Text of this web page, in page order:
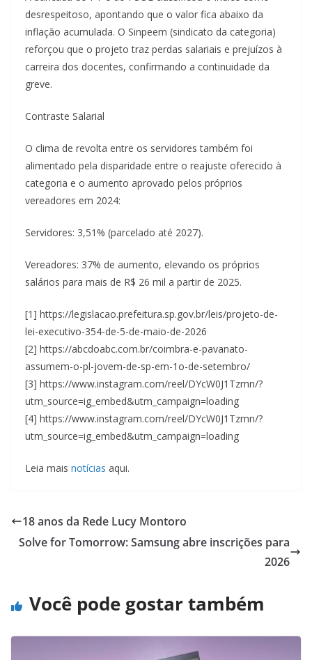
desrespeitoso, apontando que o valor fica abaixo da
inflação acumulada. O Sinpeem (sindicato da categoria)
reforçou que o projeto traz perdas salariais e prejuízos à
carreira dos docentes, confirmando a continuidade da
greve.
Contraste Salarial
O clima de revolta entre os servidores também foi
alimentado pela disparidade entre o reajuste oferecido à
categoria e o aumento aprovado pelos próprios
vereadores em 2024:
Servidores: 3,51% (parcelado até 2027).
Vereadores: 37% de aumento, elevando os próprios
salários para mais de R$ 26 mil a partir de 2025.
[1] https://legislacao.prefeitura.sp.gov.br/leis/projeto-de-
lei-executivo-354-de-5-de-maio-de-2026
[2] https://abcdoabc.com.br/coimbra-e-pavanato-
assumem-o-pl-jovem-de-sp-em-1o-de-setembro/
[3] https://www.instagram.com/reel/DYcW0J1Tzmn/?
utm_source=ig_embed&utm_campaign=loading
[4] https://www.instagram.com/reel/DYcW0J1Tzmn/?
utm_source=ig_embed&utm_campaign=loading
Leia mais notícias aqui.
18 anos da Rede Lucy Montoro
Solve for Tomorrow: Samsung abre inscrições para
2026
Você pode gostar também